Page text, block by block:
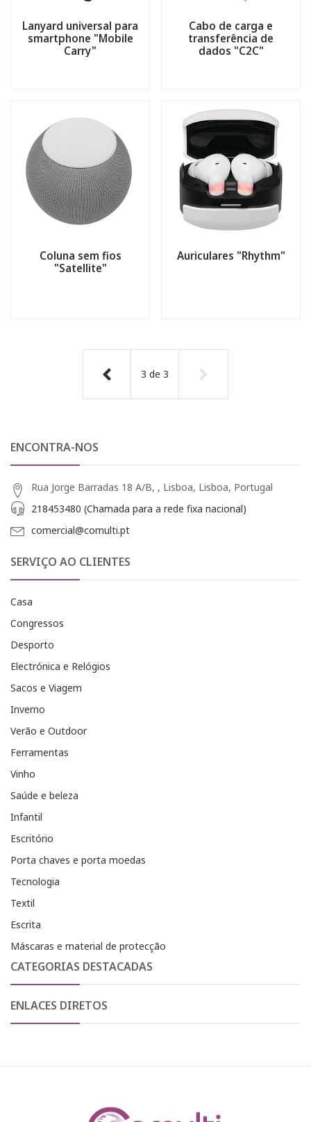
Lanyard universal para
smartphone "Mobile
Carry"
Cabo de carga e
transferência de
dados "C2C"
Coluna sem fios
"Satellite"
Auriculares "Rhythm"
3 de 3
ENCONTRA-NOS
Rua Jorge Barradas 18 A/B, , Lisboa, Lisboa, Portugal
218453480 (Chamada para a rede fixa nacional)
comercial@comulti.pt
SERVIÇO AO CLIENTES
Casa
Congressos
Desporto
Electrónica e Relógios
Sacos e Viagem
Inverno
Verão e Outdoor
Ferramentas
Vinho
Saúde e beleza
Infantil
Escritório
Porta chaves e porta moedas
Tecnologia
Textil
Escrita
Máscaras e material de protecção
CATEGORIAS DESTACADAS
ENLACES DIRETOS